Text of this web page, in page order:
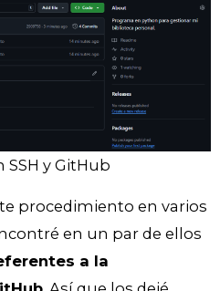
SSH y GitHub
procedimiento en varios
en un par de ellos
a la